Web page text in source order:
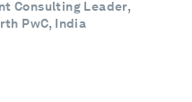
Consulting Leader,
PwC, India